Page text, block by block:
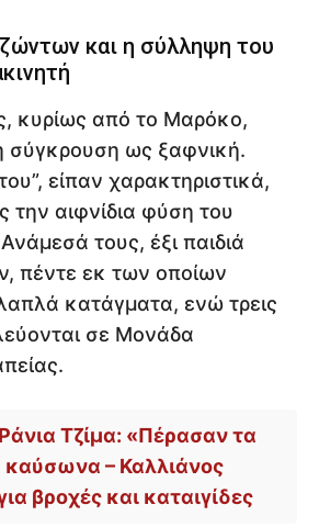
και η σύλληψη του
κυρίως από το Μαρόκο,
σύγκρουση ως ξαφνική.
είπαν χαρακτηριστικά,
την αιφνίδια φύση του
τους, έξι παιδιά
πέντε εκ των οποίων
κατάγματα, ενώ τρεις
σε Μονάδα
Ράνια Τζίμα: «Πέρασαν τα
– Καλλιάνος
βροχές και καταιγίδες